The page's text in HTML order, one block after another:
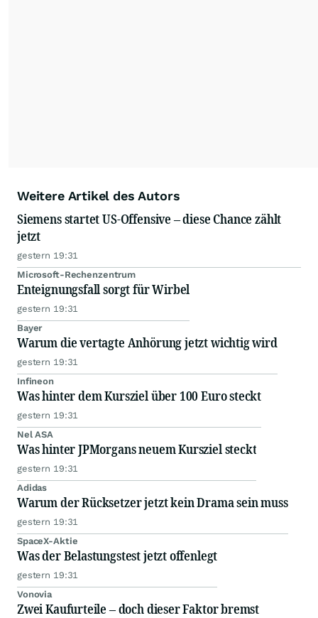
Weitere Artikel des Autors
Siemens startet US-Offensive – diese Chance zählt
jetzt
gestern 19:31
Microsoft-Rechenzentrum
Enteignungsfall sorgt für Wirbel
gestern 19:31
Bayer
Warum die vertagte Anhörung jetzt wichtig wird
gestern 19:31
Infineon
Was hinter dem Kursziel über 100 Euro steckt
gestern 19:31
Nel ASA
Was hinter JPMorgans neuem Kursziel steckt
gestern 19:31
Adidas
Warum der Rücksetzer jetzt kein Drama sein muss
gestern 19:31
SpaceX-Aktie
Was der Belastungstest jetzt offenlegt
gestern 19:31
Vonovia
Zwei Kaufurteile – doch dieser Faktor bremst